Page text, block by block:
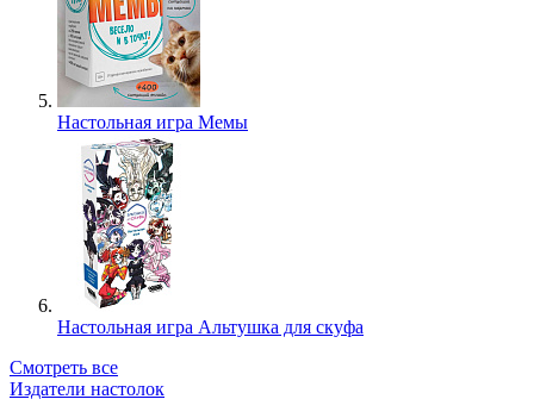
Настольная игра Мемы
Настольная игра Альтушка для скуфа
Смотреть все
Издатели настолок